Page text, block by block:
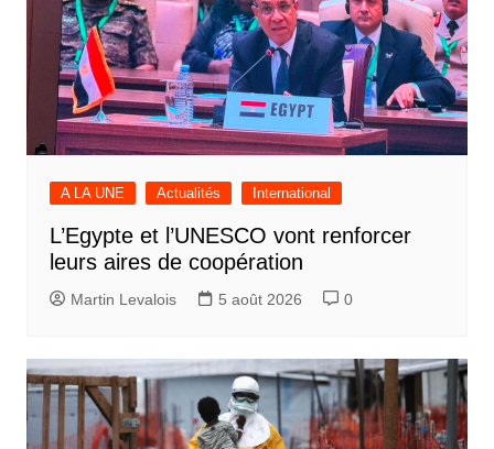
A LA UNE Actualités International
L’Egypte et l’UNESCO vont renforcer
leurs aires de coopération
Martin Levalois 5 août 2026 0